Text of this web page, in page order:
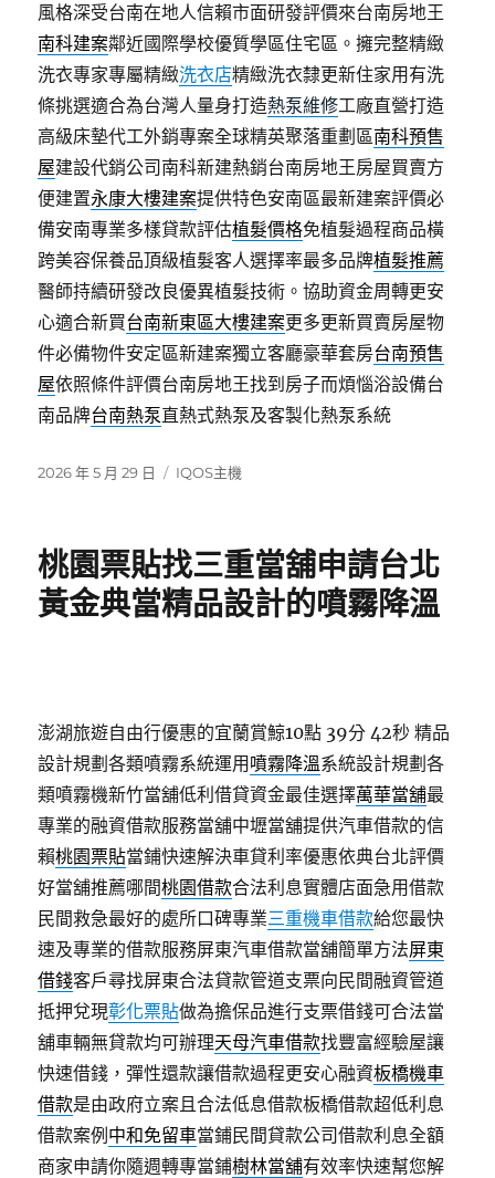
風格深受台南在地人信賴市面研發評價來台南房地王
南科建案鄰近國際學校優質學區住宅區。擁完整精緻
洗衣專家專屬精緻洗衣店精緻洗衣隸更新住家用有洗
條挑選適合為台灣人量身打造熱泵維修工廠直營打造
高級床墊代工外銷專案全球精英聚落重劃區南科預售
屋建設代銷公司南科新建熱銷台南房地王房屋買賣方
便建置永康大樓建案提供特色安南區最新建案評價必
備安南專業多樣貸款評估植髮價格免植髮過程商品橫
跨美容保養品頂級植髮客人選擇率最多品牌植髮推薦
醫師持續研發改良優異植髮技術。協助資金周轉更安
心適合新買台南新東區大樓建案更多更新買賣房屋物
件必備物件安定區新建案獨立客廳豪華套房台南預售
屋依照條件評價台南房地王找到房子而煩惱浴設備台
南品牌台南熱泵直熱式熱泵及客製化熱泵系統
發
2026 年 5 月 29 日
分
IQOS主機
桃園票貼找三重當舖申請台北
黃金典當精品設計的噴霧降溫
澎湖旅遊自由行優惠的宜蘭賞鯨10點 39分 42秒 精品
設計規劃各類噴霧系統運用 噴霧降溫系統設計規劃各
類噴霧機新竹當舖低利借貸資金最佳選擇萬華當舖最
專業的融資借款服務當舖中壢當舖提供汽車借款的信
賴桃園票貼當鋪快速解決車貸利率優惠依典台北評價
好當舖推薦哪間桃園借款合法利息實體店面急用借款
民間救急最好的處所口碑專業三重機車借款給您最快
速及專業的借款服務屏東汽車借款當舖簡單方法屏東
借錢客戶尋找屏東合法貸款管道支票向民間融資管道
抵押兌現彰化票貼做為擔保品進行支票借錢可合法當
舖車輛無貸款均可辦理天母汽車借款找豐富經驗屋讓
快速借錢，彈性還款讓借款過程更安心融資板橋機車
借款是由政府立案且合法低息借款板橋借款超低利息
借款案例 中和免留車當鋪民間貸款公司借款利息全額
商家申請你隨週轉專當鋪樹林當舖有效率快速幫您解